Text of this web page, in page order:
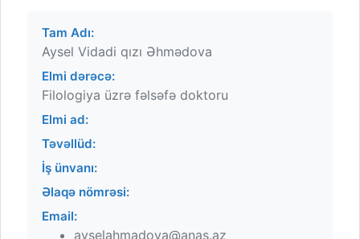
Tam Adı:
Aysel Vidadi qızı Əhmədova
Elmi dərəcə:
Filologiya üzrə fəlsəfə doktoru
Elmi ad:
Təvəllüd:
İş ünvanı:
Əlaqə nömrəsi:
Email:
ayselahmadova@anas.az